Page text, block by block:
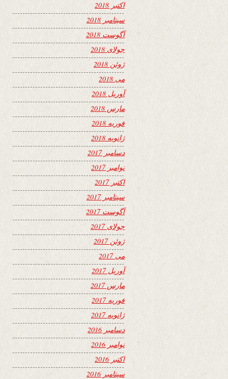
اکتبر 2018
سپتامبر 2018
آگوست 2018
جولای 2018
ژوئن 2018
می 2018
آوریل 2018
مارس 2018
فوریه 2018
ژانویه 2018
دسامبر 2017
نوامبر 2017
اکتبر 2017
سپتامبر 2017
آگوست 2017
جولای 2017
ژوئن 2017
می 2017
آوریل 2017
مارس 2017
فوریه 2017
ژانویه 2017
دسامبر 2016
نوامبر 2016
اکتبر 2016
سپتامبر 2016